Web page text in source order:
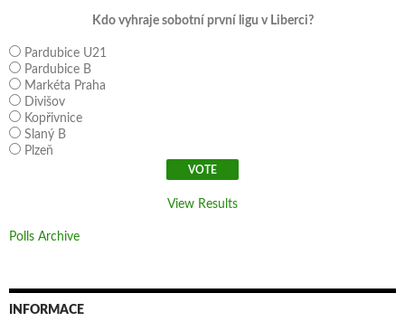
Kdo vyhraje sobotní první ligu v Liberci?
Pardubice U21
Pardubice B
Markéta Praha
Divišov
Kopřivnice
Slaný B
Plzeň
View Results
Polls Archive
INFORMACE